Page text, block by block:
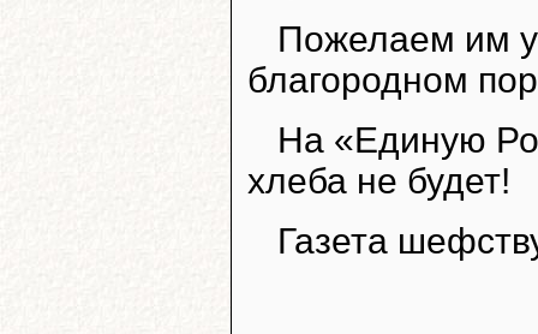
Пожелаем им
благородном
На «Единую
хлеба не будет!
Газета